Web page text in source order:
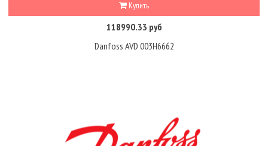
Купить
118990.33 руб
Danfoss AVD 003H6662